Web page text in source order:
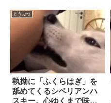
どうぶつ
執拗に「ふくらはぎ」を
舐めてくるシベリアンハ
スキー。心ゆくまで味わ